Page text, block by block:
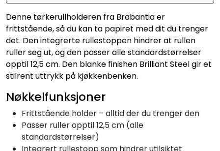
Denne tørkerullholderen fra Brabantia er
frittstående, så du kan ta papiret med dit du trenger
det. Den integrerte rullestoppen hindrer at rullen
ruller seg ut, og den passer alle standardstørrelser
opptil 12,5 cm. Den blanke finishen Brilliant Steel gir et
stilrent uttrykk på kjøkkenbenken.
Nøkkelfunksjoner
Frittstående holder – alltid der du trenger den
Passer ruller opptil 12,5 cm (alle
standardstørrelser)
Integrert rullestopp som hindrer utilsiktet